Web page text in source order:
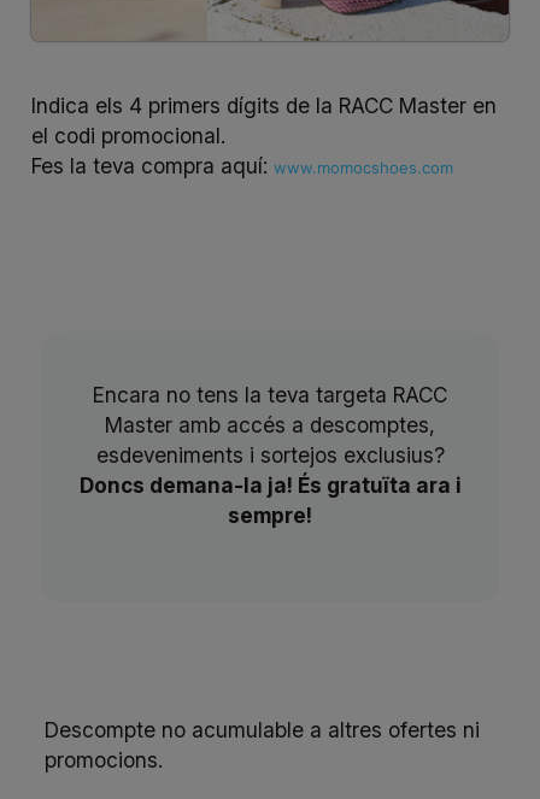
Indica els 4 primers dígits de la RACC Master en
el codi promocional.
Fes la teva compra aquí: www.momocshoes.com
Encara no tens la teva targeta RACC
Master amb accés a descomptes,
esdeveniments i sortejos exclusius?
Doncs demana-la ja! És gratuïta ara i
sempre!
Descompte no acumulable a altres ofertes ni
promocions.